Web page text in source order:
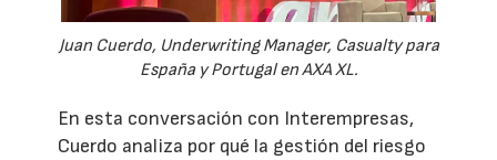
Juan Cuerdo, Underwriting Manager, Casualty para
España y Portugal en AXA XL.
En esta conversación con Interempresas,
Cuerdo analiza por qué la gestión del riesgo